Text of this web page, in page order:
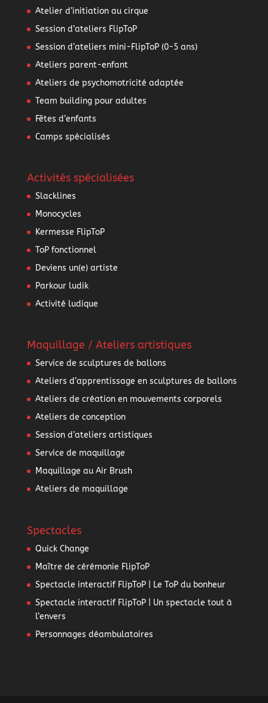
Atelier d’initiation au cirque
Session d’ateliers FlipToP
Session d’ateliers mini-FlipToP (0-5 ans)
Ateliers parent-enfant
Ateliers de psychomotricité adaptée
Team building pour adultes
Fêtes d’enfants
Camps spécialisés
Activités spécialisées
Slacklines
Monocycles
Kermesse FlipToP
ToP fonctionnel
Deviens un(e) artiste
Parkour ludik
Activité ludique
Maquillage / Ateliers artistiques
Service de sculptures de ballons
Ateliers d’apprentissage en sculptures de ballons
Ateliers de création en mouvements corporels
Ateliers de conception
Session d’ateliers artistiques
Service de maquillage
Maquillage au Air Brush
Ateliers de maquillage
Spectacles
Quick Change
Maître de cérémonie FlipToP
Spectacle interactif FlipToP | Le ToP du bonheur
Spectacle interactif FlipToP | Un spectacle tout à
l’envers
Personnages déambulatoires